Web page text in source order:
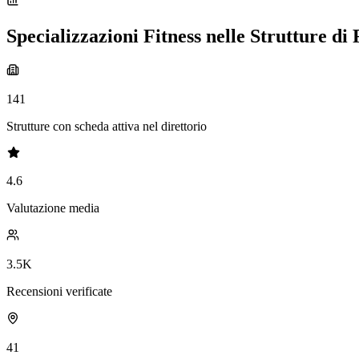
Specializzazioni Fitness nelle Strutture di
141
Strutture con scheda attiva nel direttorio
4.6
Valutazione media
3.5K
Recensioni verificate
41